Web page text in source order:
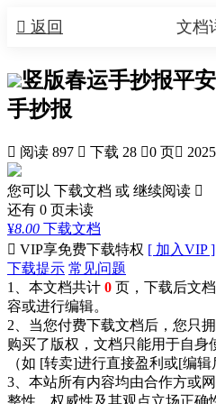
 返回 文档
竖版春运手抄报平
手抄报
 阅读 897  下载 28 0 页
您可以 下载文档 或 继续阅读 
还有 0 页未读
¥8.00 下载文档
 VIP享免费下载特权 [ 加入VIP ]
下载提示 常见问题
1、本文档共计 0 页，下载后文
容或进行编辑。
2、当您付费下载文档后，您只
购买了版权，文档只能用于自身
（如 [转卖]进行直接盈利或[编
3、本站所有内容均由合作方或
整性、权威性及其观点立场正确